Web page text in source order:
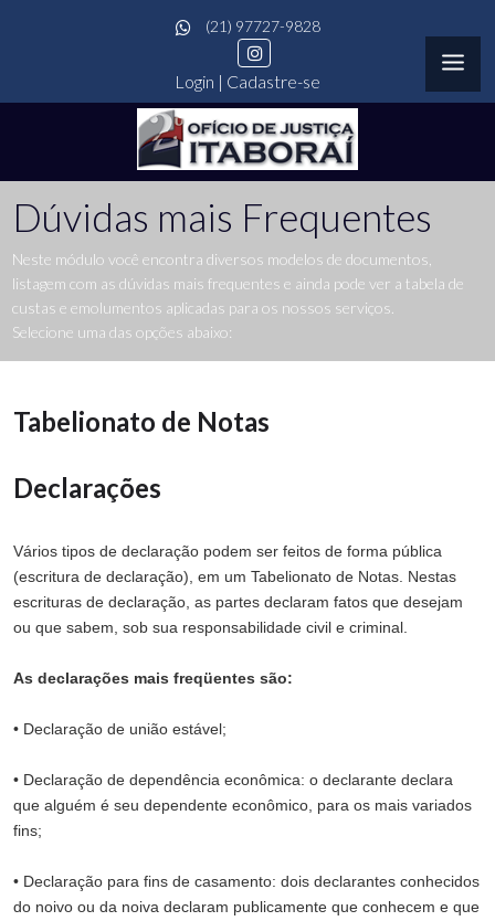
(21) 97727-9828
Login | Cadastre-se
Dúvidas mais Frequentes
Neste módulo você encontra diversos modelos de documentos,
listagem com as dúvidas mais frequentes e ainda pode ver a tabela de
custas e emolumentos aplicadas para os nossos serviços.
Selecione uma das opções abaixo:
Tabelionato de Notas
Declarações
Vários tipos de declaração podem ser feitos de forma pública
(escritura de declaração), em um Tabelionato de Notas. Nestas
escrituras de declaração, as partes declaram fatos que desejam
ou que sabem, sob sua responsabilidade civil e criminal.
As declarações mais freqüentes são:
• Declaração de união estável;
• Declaração de dependência econômica: o declarante declara
que alguém é seu dependente econômico, para os mais variados
fins;
• Declaração para fins de casamento: dois declarantes conhecidos
do noivo ou da noiva declaram publicamente que conhecem e que